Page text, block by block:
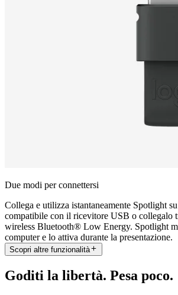
Due modi per connettersi
Collega e utilizza istantaneamente Spotlight
compatibile con il ricevitore USB o collegalo
wireless Bluetooth® Low Energy. Spotlight
computer e lo attiva durante la presentazione.
Scopri altre funzionalità
Goditi la libertà. Pesa poco.